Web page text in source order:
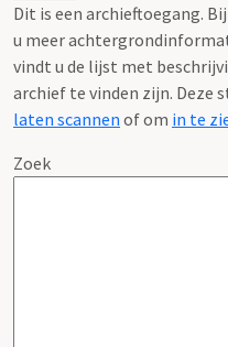
Dit is een archieftoegang. Bij
u meer
vindt u de lijst met
archief te vinden zijn. Deze
laten scannen of om in te
Zoek